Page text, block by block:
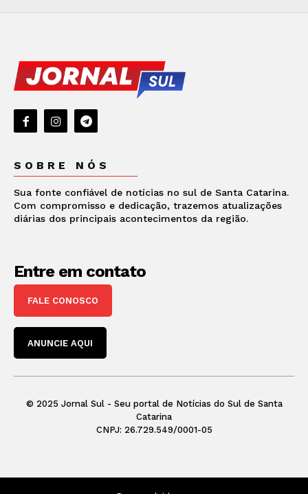
SOBRE NÓS
Sua fonte confiável de notícias no sul de Santa Catarina.
Com compromisso e dedicação, trazemos atualizações
diárias dos principais acontecimentos da região.
Entre em contato
FALE CONOSCO
ANUNCIE AQUI
© 2025 Jornal Sul - Seu portal de Notícias do Sul de Santa
Catarina
CNPJ: 26.729.549/0001-05